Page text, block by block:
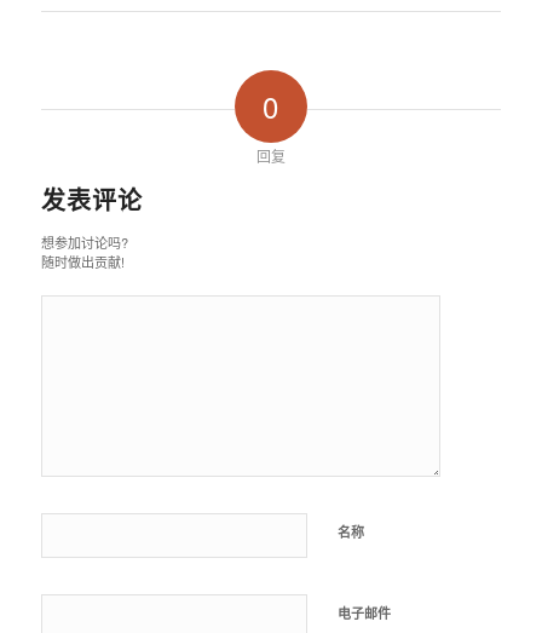
0
回复
发表评论
想参加讨论吗?
随时做出贡献!
名称
电子邮件